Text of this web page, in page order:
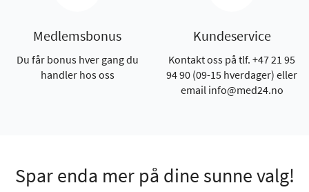
Medlemsbonus
Du får bonus hver gang du
handler hos oss
Kundeservice
Kontakt oss på tlf. +47 21 95
94 90 (09-15 hverdager) eller
email info@med24.no
Spar enda mer på dine sunne valg!